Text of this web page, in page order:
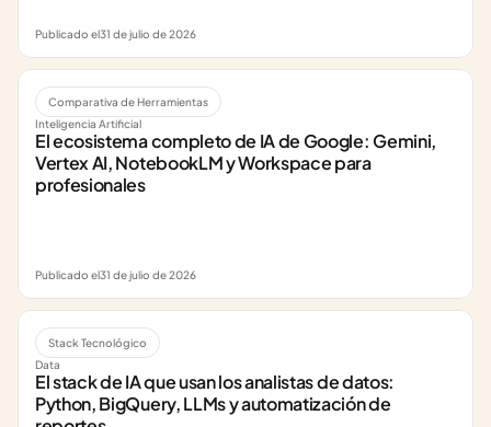
Publicado el31 de julio de 2026
Comparativa de Herramientas
Inteligencia Artificial
El ecosistema completo de IA de Google: Gemini,
Vertex AI, NotebookLM y Workspace para
profesionales
Publicado el31 de julio de 2026
Stack Tecnológico
Data
El stack de IA que usan los analistas de datos:
Python, BigQuery, LLMs y automatización de